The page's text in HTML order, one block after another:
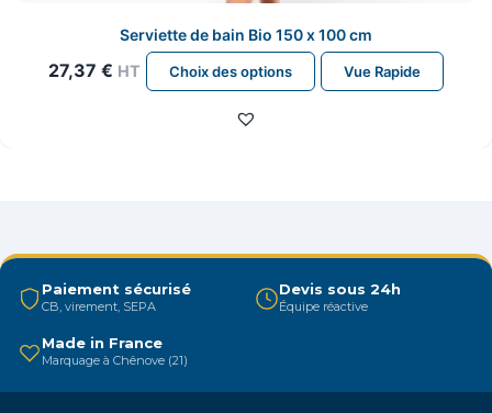
Serviette de bain Bio 150 x 100 cm
27,37 € HT Choix des options
Ce
produit
peuvent
être
choisies
page
Vue Rapide
Paiement sécurisé
CB, virement, SEPA
Devis sous 24h
Équipe réactive
Made in France
Marquage à Chênove (21)